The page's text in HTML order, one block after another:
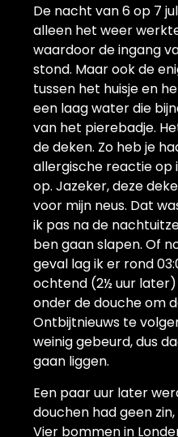
De nacht van 6 op 7
alleen het weer
waardoor de ingang
stond. Maar ook de
tussen het huisje en
een laag water die
van het pierebadje.
de deken. Zo heb je
allergische reactie op
op. Jazeker, deze
voor mijn neus. Dat
ik pas na de
ben gaan slapen. Of
geval lag ik er rond
ochtend (2½ uur
onder de douche om
Ontbijtnieuws te
weinig gebeurd, dus
gaan liggen.
Een paar uur later
douchen had geen
Vier bommen in